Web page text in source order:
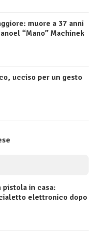
muore a 37 anni
“Mano” Machinek
ucciso per un gesto
in casa:
elettronico dopo